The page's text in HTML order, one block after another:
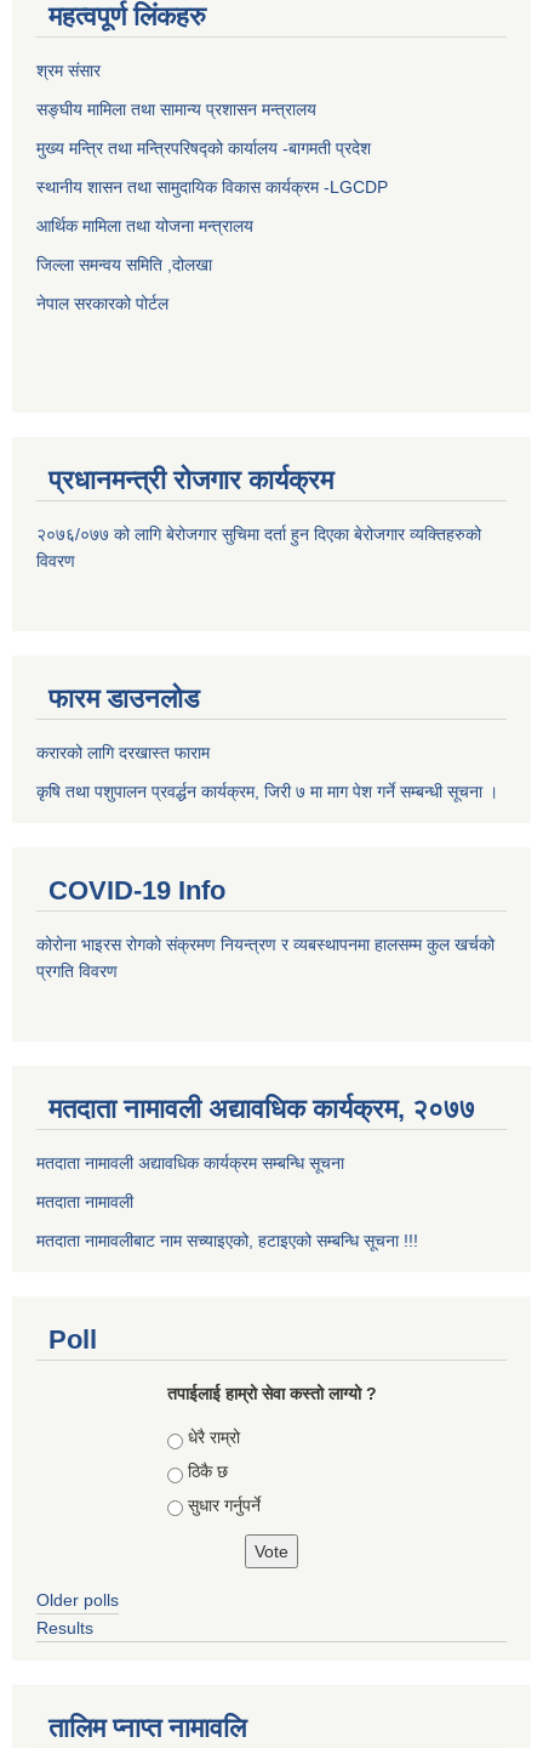
महत्वपूर्ण लिंकहरु
श्रम संसार
सङ्घीय मामिला तथा सामान्य प्रशासन मन्त्रालय
मुख्य मन्त्रि तथा मन्त्रिपरिषद्को कार्यालय -बागमती प्रदेश
स्थानीय शासन तथा सामुदायिक विकास कार्यक्रम -LGCDP
आर्थिक मामिला तथा योजना मन्त्रालय
जिल्ला समन्वय समिति ,दोलखा
नेपाल सरकारको पोर्टल
प्रधानमन्त्री रोजगार कार्यक्रम
२०७६/०७७ को लागि बेरोजगार सुचिमा दर्ता हुन दिएका बेरोजगार व्यक्तिहरुको
विवरण
फारम डाउनलोड
करारको लागि दरखास्त फाराम
कृषि तथा पशुपालन प्रवर्द्धन कार्यक्रम, जिरी ७ मा माग पेश गर्ने सम्बन्धी सूचना ।
COVID-19 Info
कोरोना भाइरस रोगको संक्रमण नियन्त्रण र व्यबस्थापनमा हालसम्म कुल खर्चको
प्रगति विवरण
मतदाता नामावली अद्यावधिक कार्यक्रम, २०७७
मतदाता नामावली अद्यावधिक कार्यक्रम सम्बन्धि सूचना
मतदाता नामावली
मतदाता नामावलीबाट नाम सच्याइएको, हटाइएको सम्बन्धि सूचना !!!
Poll
तपाईलाई हाम्रो सेवा कस्तो लाग्यो ?
Choices
धेरै राम्रो
ठिकै छ
सुधार गर्नुपर्ने
Older polls
Results
तालिम प्नाप्त नामावलि